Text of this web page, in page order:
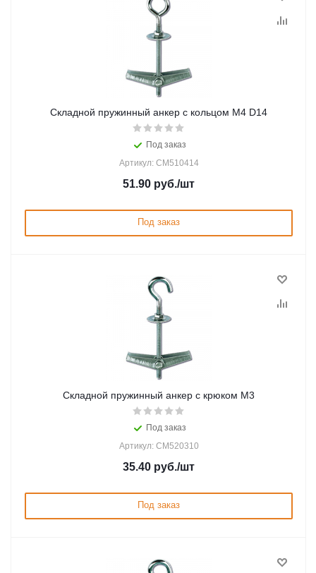
Складной пружинный анкер с кольцом M4 D14
Под заказ
Артикул: CM510414
51.90 руб./шт
Под заказ
Складной пружинный анкер с крюком М3
Под заказ
Артикул: CM520310
35.40 руб./шт
Под заказ